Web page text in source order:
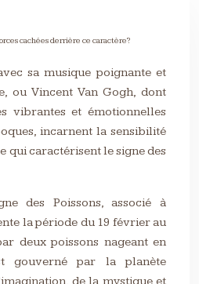
cachées derrière ce caractère?
sa musique poignante et
ou Vincent Van Gogh, dont
vibrantes et émotionnelles
incarnent la sensibilité
qui caractérisent le signe des
des Poissons, associé à
la période du 19 février au
deux poissons nageant en
gouverné par la planète
de la mystique et